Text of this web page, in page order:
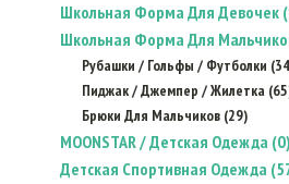
Школьная Форма Для Девочек
Школьная Форма Для
Рубашки / Гольфы / Футболки
Пиджак / Джемпер / Жилетка
Брюки Для Мальчиков (29)
MOONSTAR / Детская Одежда (0)
Детская Спортивная Одежда